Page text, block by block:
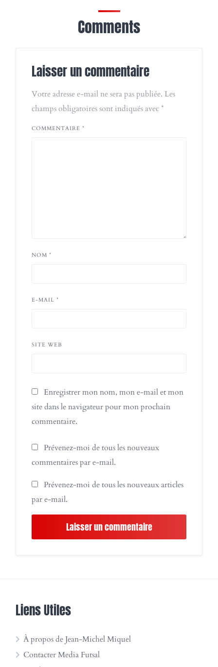
Comments
Laisser un commentaire
Votre adresse e-mail ne sera pas publiée. Les
champs obligatoires sont indiqués avec*
COMMENTAIRE *
NOM *
E-MAIL *
SITE WEB
Enregistrer mon nom, mon e-mail et mon
site dans le navigateur pour mon prochain
commentaire.
Prévenez-moi de tous les nouveaux
commentaires par e-mail.
Prévenez-moi de tous les nouveaux articles
par e-mail.
Liens Utiles
À propos de Jean-Michel Miquel
Contacter Media Futsal